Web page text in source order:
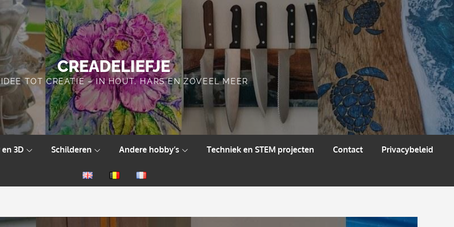
CREADELIEFJE
TOT CREATIE – IN HOUT, HARS EN ZOVEEL MEER
en 3D Schilderen Andere hobby’s Techniek en STEM projecten Contact Privacybeleid
EnglishNederlandsFrançais